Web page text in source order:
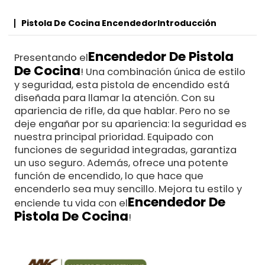
Pistola De Cocina EncendedorIntroducción
Presentando elEncendedor De Pistola
De Cocina! Una combinación única de estilo
y seguridad, esta pistola de encendido está
diseñada para llamar la atención. Con su
apariencia de rifle, da que hablar. Pero no se
deje engañar por su apariencia: la seguridad es
nuestra principal prioridad. Equipado con
funciones de seguridad integradas, garantiza
un uso seguro. Además, ofrece una potente
función de encendido, lo que hace que
encenderlo sea muy sencillo. Mejora tu estilo y
enciende tu vida con elEncendedor De
Pistola De Cocina!